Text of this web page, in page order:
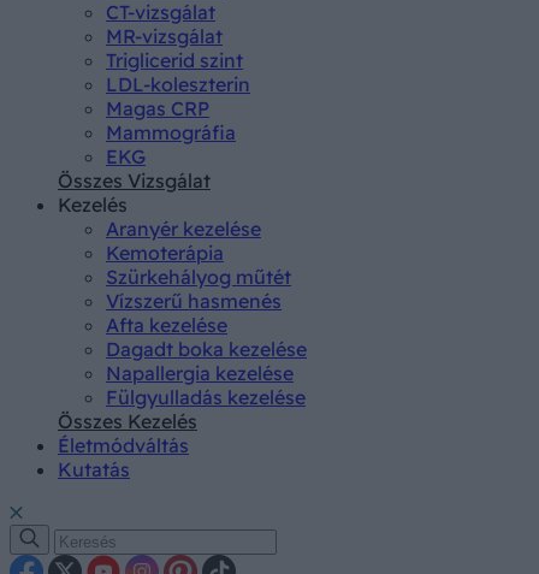
CT-vizsgálat
MR-vizsgálat
Triglicerid szint
LDL-koleszterin
Magas CRP
Mammográfia
EKG
Összes Vizsgálat
Kezelés
Aranyér kezelése
Kemoterápia
Szürkehályog műtét
Vízszerű hasmenés
Afta kezelése
Dagadt boka kezelése
Napallergia kezelése
Fülgyulladás kezelése
Összes Kezelés
Életmódváltás
Kutatás